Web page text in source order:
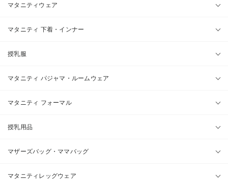
マタニティウェア
マタニティ 下着・インナー
授乳服
マタニティ パジャマ・ルームウェア
マタニティ フォーマル
授乳用品
マザーズバッグ・ママバッグ
マタニティレッグウェア